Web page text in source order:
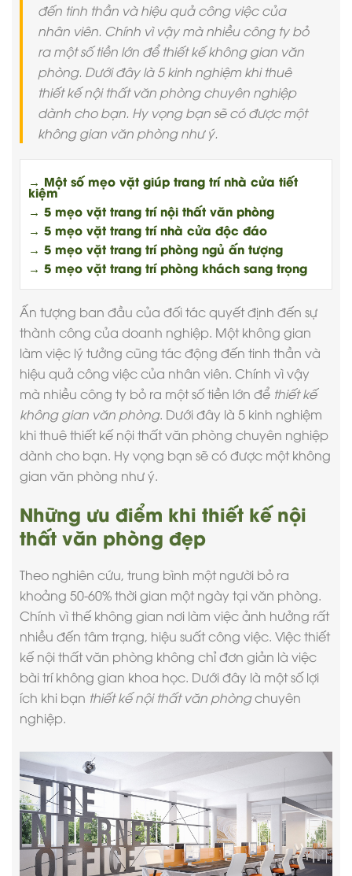
đến tinh thần và hiệu quả công việc của
nhân viên. Chính vì vậy mà nhiều công ty bỏ
ra một số tiền lớn để thiết kế không gian văn
phòng. Dưới đây là 5 kinh nghiệm khi thuê
thiết kế nội thất văn phòng chuyên nghiệp
dành cho bạn. Hy vọng bạn sẽ có được một
không gian văn phòng như ý.
→ Một số mẹo vặt giúp trang trí nhà cửa tiết
kiệm
→ 5 mẹo vặt trang trí nội thất văn phòng
→ 5 mẹo vặt trang trí nhà cửa độc đáo
→ 5 mẹo vặt trang trí phòng ngủ ấn tượng
→ 5 mẹo vặt trang trí phòng khách sang trọng
Ấn tượng ban đầu của đối tác quyết định đến sự
thành công của doanh nghiệp. Một không gian
làm việc lý tưởng cũng tác động đến tinh thần và
hiệu quả công việc của nhân viên. Chính vì vậy
mà nhiều công ty bỏ ra một số tiền lớn để thiết kế
không gian văn phòng. Dưới đây là 5 kinh nghiệm
khi thuêthiết kế nội thất văn phòng chuyên nghiệp
dành cho bạn. Hy vọng bạn sẽ có được một không
gian văn phòng như ý.
Những ưu điểm khi thiết kế nội
thất văn phòng đẹp
Theo nghiên cứu, trung bình một người bỏ ra
khoảng 50-60% thời gian một ngày tại văn phòng.
Chính vì thế không gian nơi làm việc ảnh hưởng rất
nhiều đến tâm trạng, hiệu suất công việc. Việc thiết
kế nội thất văn phòng không chỉ đơn giản là việc
bài trí không gian khoa học. Dưới đây là một số lợi
ích khi bạn thiết kế nội thất văn phòngchuyên
nghiệp.